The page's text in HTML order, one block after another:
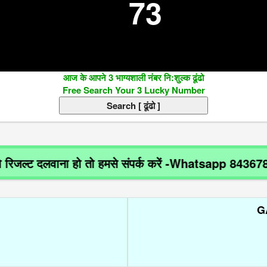
73
आज के आपने 3 भाग्यशाली नंबर नि:शुल्क ढूंढो
Free Search Your 3 Lucky Number
हो तो हमसे संपर्क करें -Whatsapp 8436788918